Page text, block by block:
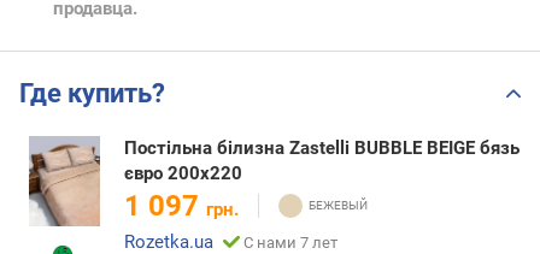
продавца.
Где купить?
Постільна білизна Zastelli BUBBLE BEIGE бязь
євро 200х220
1 097 грн.
Rozetka.ua
С нами 7 лет